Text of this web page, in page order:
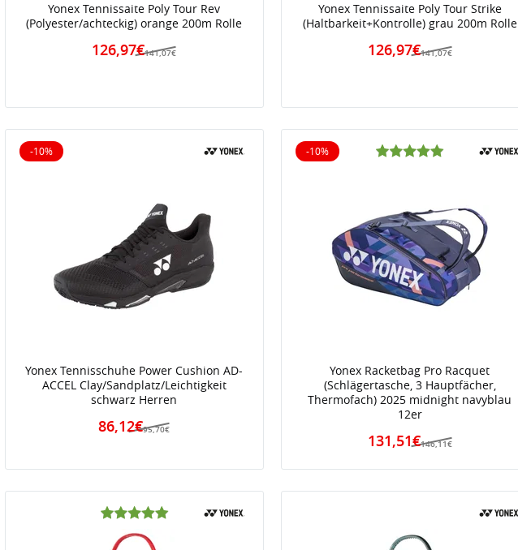
Yonex Tennissaite Poly Tour Rev
(Polyester/achteckig) orange 200m Rolle
141,07€
126,97€
Yonex Tennissaite Poly Tour Strike
(Haltbarkeit+Kontrolle) grau 200m Rolle
141,07€
126,97€
Yonex Tennisschuhe Power Cushion AD-
ACCEL Clay/Sandplatz/Leichtigkeit
schwarz Herren
95,70€
86,12€
-10%
10% reduziert
Yonex Racketbag Pro Racquet
(Schlägertasche, 3 Hauptfächer,
Thermofach) 2025 midnight navyblau
12er
146,11€
131,51€
-10%
10% reduziert